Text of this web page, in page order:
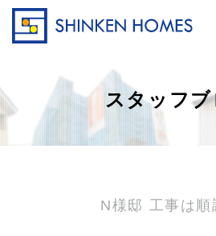
スタッフ
N様邸 工事は順